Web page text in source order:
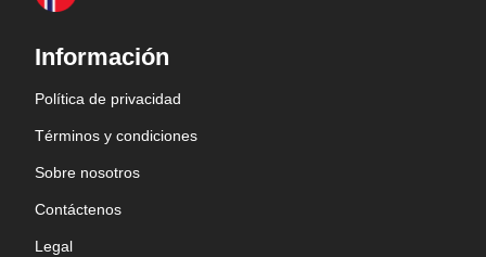
Información
Política de privacidad
Términos y condiciones
Sobre nosotros
Contáctenos
Legal